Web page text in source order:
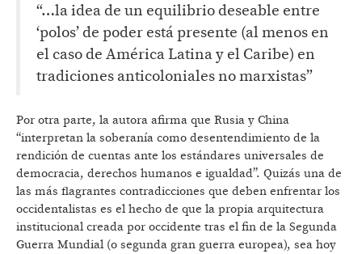
“…la idea de un equilibrio deseable entre
‘polos’ de poder está presente (al menos en
el caso de América Latina y el Caribe) en
tradiciones anticoloniales no marxistas”
Por otra parte, la autora afirma que Rusia y China
“interpretan la soberanía como desentendimiento de la
rendición de cuentas ante los estándares universales de
democracia, derechos humanos e igualdad”. Quizás una de
las más flagrantes contradicciones que deben enfrentar los
occidentalistas es el hecho de que la propia arquitectura
institucional creada por occidente tras el fin de la Segunda
Guerra Mundial (o segunda gran guerra europea), sea hoy